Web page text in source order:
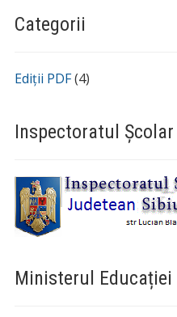
Categorii
Ediții PDF(4)
Inspectoratul
Ministerul